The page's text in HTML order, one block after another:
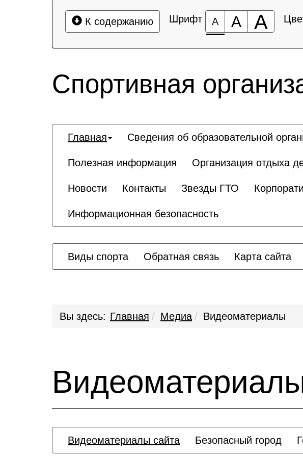
К содержанию Шрифт А А А
Спортивная
Главная Сведения об образовательной
Полезная информация Организация отдыха
Новости Контакты Звезды ГТО
Информационная безопасность
Виды спорта Обратная связь Карта сайта
Вы здесь: Главная Медиа Видеоматериалы
Видеоматериалы сайта Безопасный город